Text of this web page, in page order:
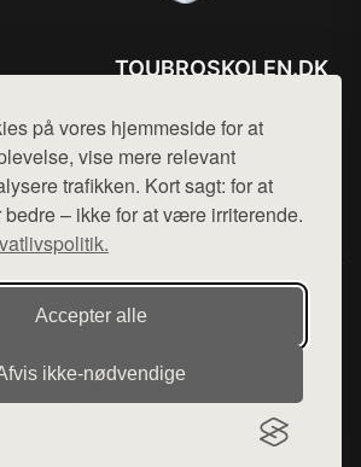
på vores hjemmeside for at
vise mere relevant
trafikken. Kort sagt: for at
– ikke for at være irriterende.
Accepter alle
ikke‑nødvendige
TOUBROSKOLEN.DK
Mail: hej@want.dk
Cookie- og privatlivspolitik
af want.dk, der udgiver en række
af forskellige produkter fra
sælges ikke varer fra denne side - vi
som sælger varen. Vi har heller ikke